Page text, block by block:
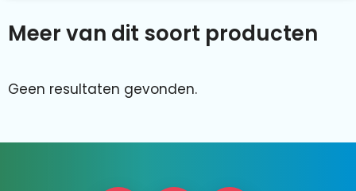
Meer van dit soort producten
Geen resultaten gevonden.